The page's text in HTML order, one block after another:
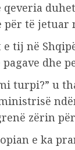
të jetuar
tij në
dhe
turpi?” u
zërin
e ka